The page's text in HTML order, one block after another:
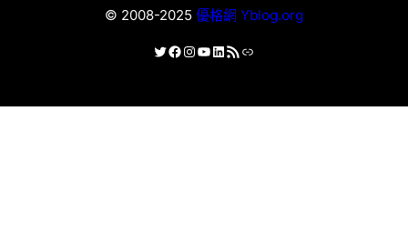
© 2008-2025 優格網 Yblog.org
X Facebook
Instagram
YouTube
LinkedIn
RSS 資訊提供連結